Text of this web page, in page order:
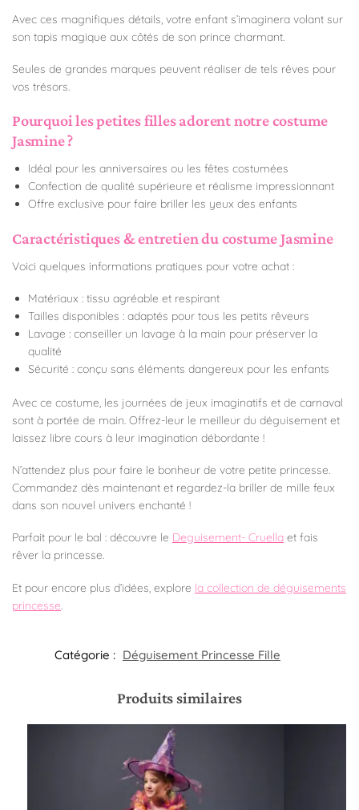
Avec ces magnifiques détails, votre enfant s’imaginera volant sur
son tapis magique aux côtés de son prince charmant.
Seules de grandes marques peuvent réaliser de tels rêves pour
vos trésors.
Pourquoi les petites filles adorent notre costume
Jasmine ?
Idéal pour les anniversaires ou les fêtes costumées
Confection de qualité supérieure et réalisme impressionnant
Offre exclusive pour faire briller les yeux des enfants
Caractéristiques & entretien du costume Jasmine
Voici quelques informations pratiques pour votre achat :
Matériaux : tissu agréable et respirant
Tailles disponibles : adaptés pour tous les petits rêveurs
Lavage : conseiller un lavage à la main pour préserver la
qualité
Sécurité : conçu sans éléments dangereux pour les enfants
Avec ce costume, les journées de jeux imaginatifs et de carnaval
sont à portée de main. Offrez-leur le meilleur du déguisement et
laissez libre cours à leur imagination débordante !
N’attendez plus pour faire le bonheur de votre petite princesse.
Commandez dès maintenant et regardez-la briller de mille feux
dans son nouvel univers enchanté !
Parfait pour le bal : découvre le Deguisement- Cruella et fais
rêver la princesse.
Et pour encore plus d’idées, explore la collection de déguisements
princesse.
Catégorie : Déguisement Princesse Fille
Produits similaires